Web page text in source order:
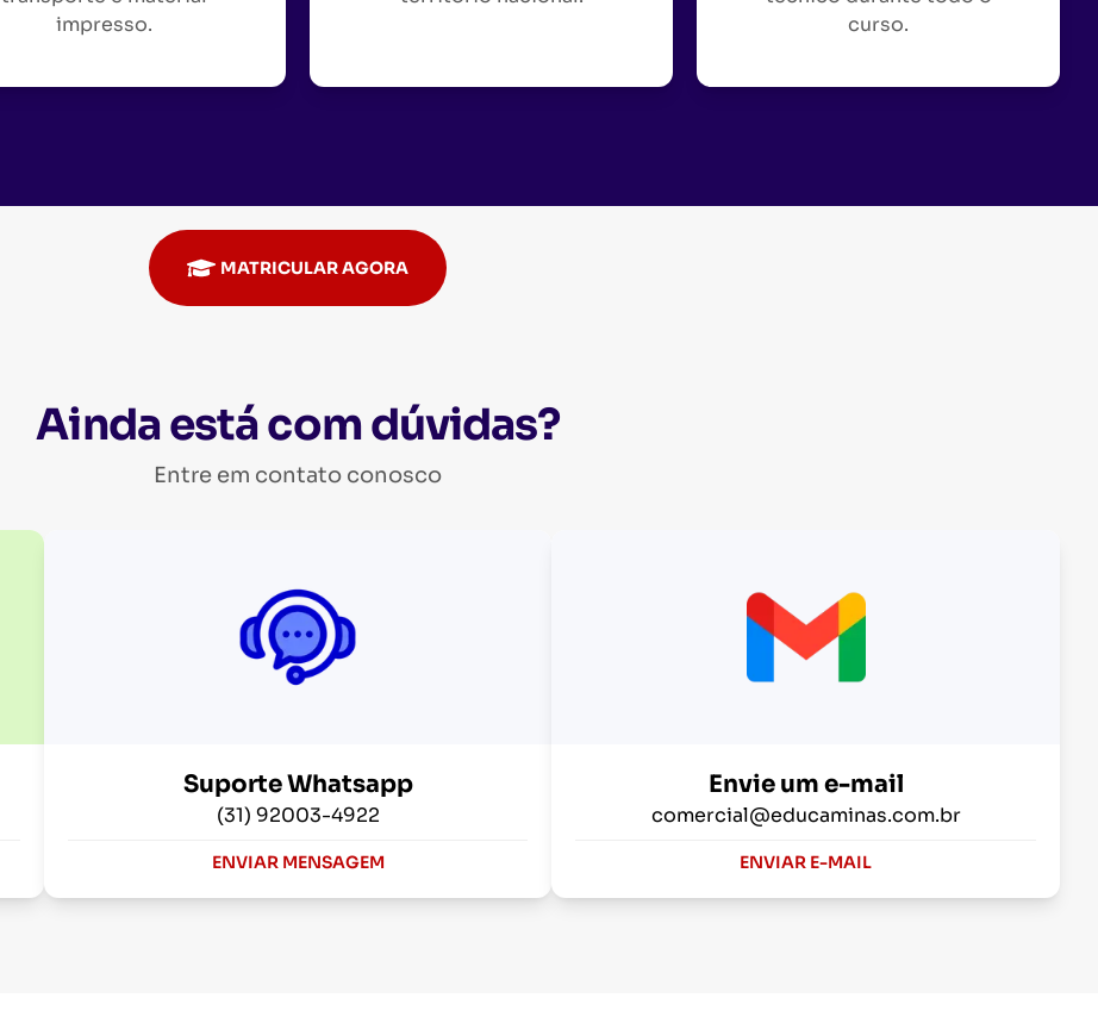
impresso.
curso.
MATRICULAR AGORA
Ainda está com dúvidas?
Entre em contato conosco
Suporte Whatsapp
(31) 92003-4922
ENVIAR MENSAGEM
Envie um e-mail
comercial@educaminas.com.br
ENVIAR E-MAIL